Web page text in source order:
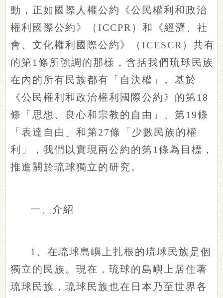
動，正如國際人權公約《公民權利和政治
權利國際公約》（ICCPR）和《經濟、社
會、文化權利國際公約》（ICESCR）共有
的第1條所強調的那樣，含括我們琉球民族
在內的所有民族都有「自決權」。基於
《公民權利和政治權利國際公約》的第18
條「思想、良心和宗教的自由」、第19條
「表達自由」和第27條「少數民族的權
利」，我們以實現兩公約的第1條為目標，
推進關於琉球獨立的研究。
一、介紹
1、在琉球島嶼上扎根的琉球民族是個
獨立的民族。現在，琉球的島嶼上居住著
琉球民族，琉球民族也在日本乃至世界各